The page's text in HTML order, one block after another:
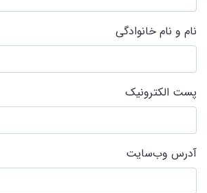
نام و نام خانوادگی
پست الکترونیک
آدرس وب‌سایت